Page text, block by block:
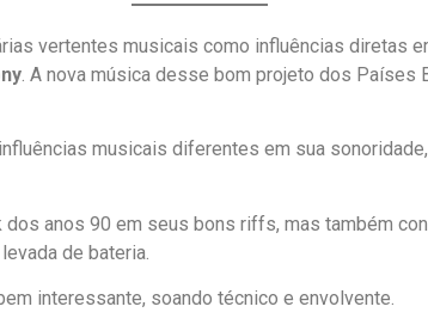
vertentes musicais como influências diretas
. A nova música desse bom projeto dos Países
musicais diferentes em sua
anos 90 em seus bons riffs, mas também
de bateria.
interessante, soando técnico e envolvente.